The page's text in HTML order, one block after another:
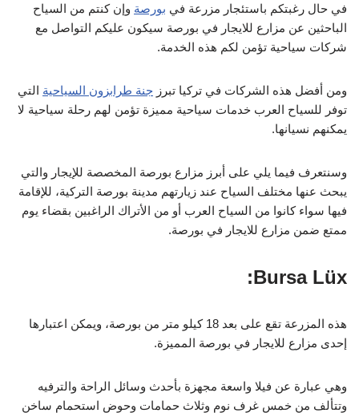
Bursa Lüx
مزرعة اولوداغ
في حال رغبتكم باستئجار مزرعة في بورصة وإن كنتم من السياح
الباحثين عن مزارع للايجار في بورصة سيكون عليكم التواصل مع
شركات سياحية تؤمن لكم هذه الخدمة.
ومن أفضل هذه الشركات في تركيا تبرز جنة طرابزون السياحية التي
توفر للسياح العرب خدمات سياحية مميزة تؤمن لهم رحلة سياحية لا
يمكنهم نسيانها.
وسنتعرف فيما يلي على أبرز مزارع بورصة المخصصة للإيجار والتي
يبحث عنها مختلف السياح عند زيارتهم مدينة بورصة التركية، للإقامة
فيها سواء كانوا من السياح العرب أو من الأتراك الراغبين بقضاء يوم
ممتع ضمن مزارع للايجار في بورصة.
Bursa Lüx:
هذه المزرعة تقع على بعد 18 كيلو متر من بورصة، ويمكن اعتبارها
إحدى مزارع للايجار في بورصة المميزة.
وهي عبارة عن فيلا واسعة مجهزة بأحدث وسائل الراحة والترفيه
وتتألف من خمس غرف نوم وثلاث حمامات وحوض استحمام ساخن